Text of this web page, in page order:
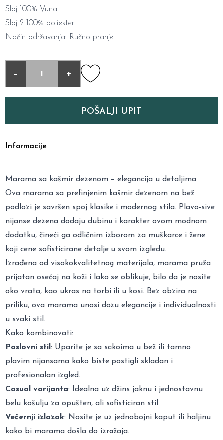
Sloj 100% Vuna
Sloj 2 100% poliester
Način održavanja: Ručno pranje
- +
POŠALJI UPIT
Informacije
Marama sa kašmir dezenom – elegancija u detaljima
Ova marama sa prefinjenim kašmir dezenom na bež
podlozi je savršen spoj klasike i modernog stila. Plavo-sive
nijanse dezena dodaju dubinu i karakter ovom modnom
dodatku, čineći ga odličnim izborom za muškarce i žene
koji cene sofisticirane detalje u svom izgledu.
Izrađena od visokokvalitetnog materijala, marama pruža
prijatan osećaj na koži i lako se oblikuje, bilo da je nosite
oko vrata, kao ukras na torbi ili u kosi. Bez obzira na
priliku, ova marama unosi dozu elegancije i individualnosti
u svaki stil.
Kako kombinovati:
Poslovni stil: Uparite je sa sakoima u bež ili tamno
plavim nijansama kako biste postigli skladan i
profesionalan izgled.
Casual varijanta: Idealna uz džins jaknu i jednostavnu
belu košulju za opušten, ali sofisticiran stil.
Večernji izlazak: Nosite je uz jednobojni kaput ili haljinu
kako bi marama došla do izražaja.